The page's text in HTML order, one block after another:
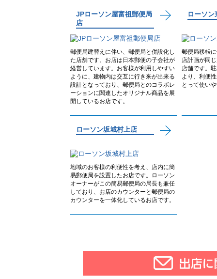
JPローソン屋富祖郵便局
店
郵便局建替えに伴い、郵便局と併設化し
た店舗です。お店は日本郵便の子会社が
経営しています。お客様が利用しやすい
ように、建物内は交互に行き来が出来る
設計となっており、郵便局とのコラボレ
ーションに関連したオリジナル商品を展
開しているお店です。
ローソン
郵便局移転
店計画が同
店舗です。
より、利便
とって使い
ローソン坂城村上店
地域のお客様の利便性を考え、店内に簡
易郵便局を設置したお店です。ローソン
オーナーがこの簡易郵便局の局長も兼任
しており、お店のカウンターと郵便局の
カウンターを一体化しているお店です。